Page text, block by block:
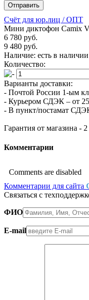
Счёт для юр.лиц / ОПТ
Мини диктофон Camix
6 780 руб.
9 480 руб.
Наличие: есть в наличии
Количество:
Варианты доставки:
- Почтой России 1-ым
- Курьером СДЭК – от
- В пункт/постамат
Гарантия от магазина -
Комментарии
Comments are disabled
Комментарии для сайта
Связаться с
ФИО
E-mail